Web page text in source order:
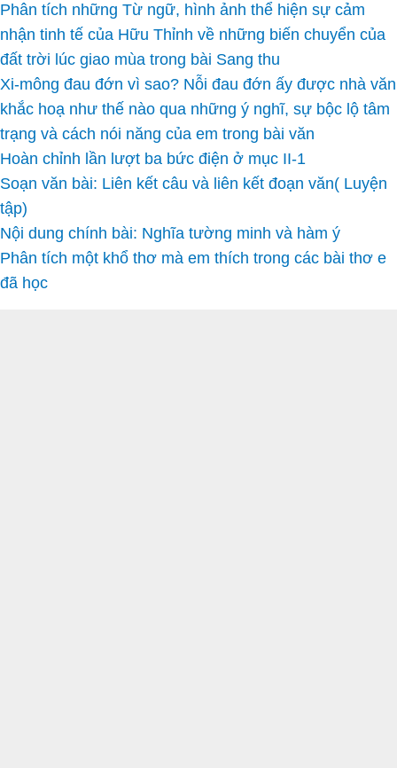
Phân tích những Từ ngữ, hình ảnh thể hiện sự cảm
nhận tinh tế của Hữu Thỉnh về những biến chuyển của
đất trời lúc giao mùa trong bài Sang thu
Xi-mông đau đớn vì sao? Nỗi đau đớn ấy được nhà văn
khắc hoạ như thế nào qua những ý nghĩ, sự bộc lộ tâm
trạng và cách nói năng của em trong bài văn
Hoàn chỉnh lần lượt ba bức điện ở mục II-1
Soạn văn bài: Liên kết câu và liên kết đoạn văn( Luyện
tập)
Nội dung chính bài: Nghĩa tường minh và hàm ý
Phân tích một khổ thơ mà em thích trong các bài thơ e
đã học